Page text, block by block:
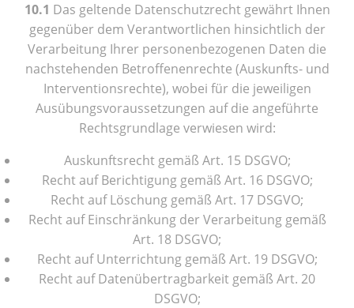
10.1 Das geltende Datenschutzrecht gewährt Ihnen
gegenüber dem Verantwortlichen hinsichtlich der
Verarbeitung Ihrer personenbezogenen Daten die
nachstehenden Betroffenenrechte (Auskunfts- und
Interventionsrechte), wobei für die jeweiligen
Ausübungsvoraussetzungen auf die angeführte
Rechtsgrundlage verwiesen wird:
Auskunftsrecht gemäß Art. 15 DSGVO;
Recht auf Berichtigung gemäß Art. 16 DSGVO;
Recht auf Löschung gemäß Art. 17 DSGVO;
Recht auf Einschränkung der Verarbeitung gemäß
Art. 18 DSGVO;
Recht auf Unterrichtung gemäß Art. 19 DSGVO;
Recht auf Datenübertragbarkeit gemäß Art. 20
DSGVO;